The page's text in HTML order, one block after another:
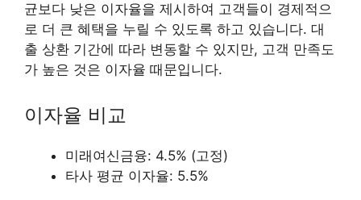
균보다 낮은 이자율을 제시하여 고객들이 경제적으
로 더 큰 혜택을 누릴 수 있도록 하고 있습니다. 대
출 상환 기간에 따라 변동할 수 있지만, 고객 만족도
가 높은 것은 이자율 때문입니다.
이자율 비교
미래여신금융: 4.5% (고정)
타사 평균 이자율: 5.5%